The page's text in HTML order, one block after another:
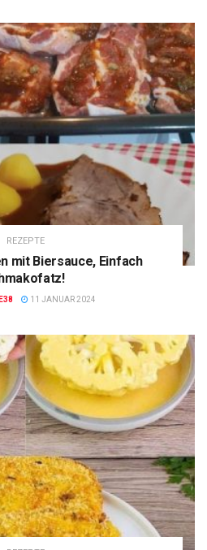
REZEPTE
mit Biersauce, Einfach
11 JANUAR 2024